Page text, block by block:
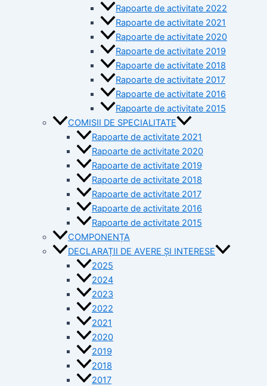
Rapoarte de activitate 2022
Rapoarte de activitate 2021
Rapoarte de activitate 2020
Rapoarte de activitate 2019
Rapoarte de activitate 2018
Rapoarte de activitate 2017
Rapoarte de activitate 2016
Rapoarte de activitate 2015
COMISII DE SPECIALITATE
Rapoarte de activitate 2021
Rapoarte de activitate 2020
Rapoarte de activitate 2019
Rapoarte de activitate 2018
Rapoarte de activitate 2017
Rapoarte de activitate 2016
Rapoarte de activitate 2015
COMPONENȚA
DECLARAȚII DE AVERE ȘI INTERESE
2025
2024
2023
2022
2021
2020
2019
2018
2017